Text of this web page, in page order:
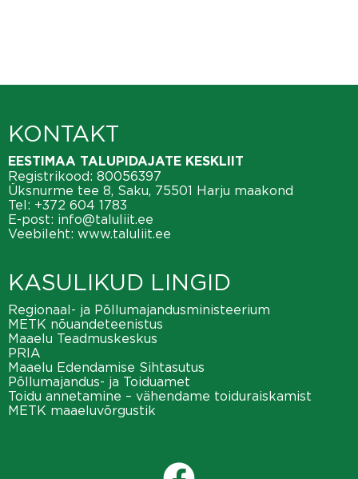
KONTAKT
EESTIMAA TALUPIDAJATE KESKLIIT
Registrikood: 80056397
Üksnurme tee 8, Saku, 75501 Harju maakond
Tel: +372 604 1783
E-post: info@taluliit.ee
Veebileht: www.taluliit.ee
KASULIKUD LINGID
Regionaal- ja Põllumajandusministeerium
METK nõuandeteenistus
Maaelu Teadmuskeskus
PRIA
Maaelu Edendamise Sihtasutus
Põllumajandus- ja Toiduamet
Toidu annetamine – vähendame toiduraiskamist
METK maaeluvõrgustik